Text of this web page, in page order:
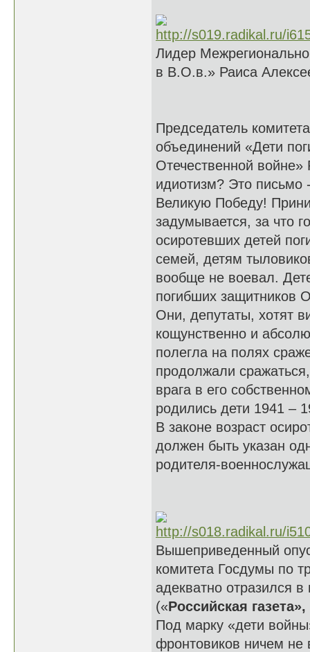
Лидер
в В.О.в.» Раиса
Председатель
объединений «Дети
Отечественной войне»
идиотизм? Это письмо
Великую Победу!
задумывается, за что
осиротевших детей
семей, детям
вообще не воевал.
погибших защитников
Они, депутаты, хотят
кощунственно и
полегла на полях
продолжали
врага в его
родились дети 1941 –
В законе возраст
должен быть указан
родителя-
Вышеприведенный
комитета Госдумы по
адекватно отразился
(«Российская
Под марку «дети
фронтовиков ничем